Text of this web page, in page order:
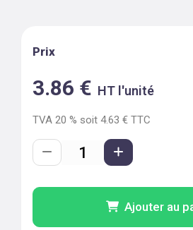
Prix
3.86 € HT l'unité
TVA 20 % soit 4.63 € TTC
Ajouter au